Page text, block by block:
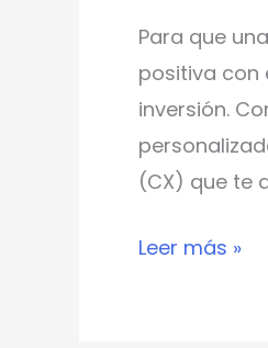
Para que
positiva con
inversión.
(CX) que te
Leer más »